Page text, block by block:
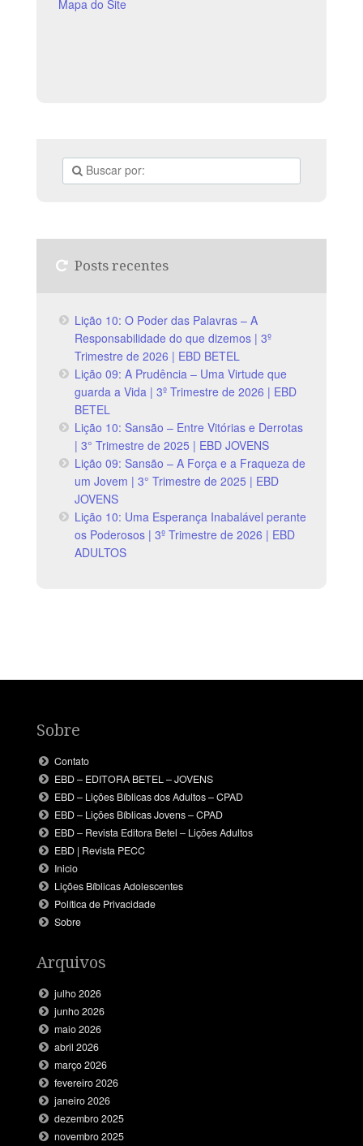
Mapa do Site
Posts recentes
Lição 10: O Poder das Palavras – A
Responsabilidade do que dizemos | 3º
Trimestre de 2026 | EBD BETEL
Lição 09: A Prudência – Uma Virtude que
guarda a Vida | 3º Trimestre de 2026 | EBD
BETEL
Lição 10: Sansão – Entre Vitórias e Derrotas
| 3° Trimestre de 2025 | EBD JOVENS
Lição 09: Sansão – A Força e a Fraqueza de
um Jovem | 3° Trimestre de 2025 | EBD
JOVENS
Lição 10: Uma Esperança Inabalável perante
os Poderosos | 3º Trimestre de 2026 | EBD
ADULTOS
Sobre
Contato
EBD – EDITORA BETEL – JOVENS
EBD – Lições Bíblicas dos Adultos – CPAD
EBD – Lições Bíblicas Jovens – CPAD
EBD – Revista Editora Betel – Lições Adultos
EBD | Revista PECC
Inicio
Lições Bíblicas Adolescentes
Política de Privacidade
Sobre
Arquivos
julho 2026
junho 2026
maio 2026
abril 2026
março 2026
fevereiro 2026
janeiro 2026
dezembro 2025
novembro 2025